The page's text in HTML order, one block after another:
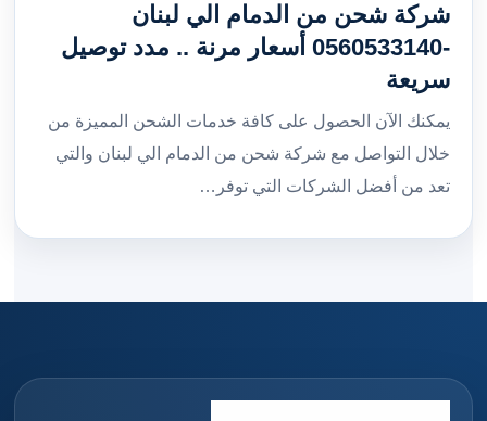
شركة شحن من الدمام الي لبنان
-0560533140 أسعار مرنة .. مدد توصيل
سريعة
يمكنك الآن الحصول على كافة خدمات الشحن المميزة من
خلال التواصل مع شركة شحن من الدمام الي لبنان والتي
تعد من أفضل الشركات التي توفر…